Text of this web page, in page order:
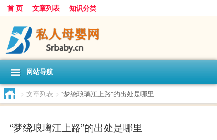
首 页 文章列表 知识分类
网站导航
> 文章列表 > “梦绕琅璃江上路”的出处是哪里
“梦绕琅璃江上路”的出处是哪里